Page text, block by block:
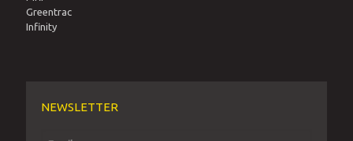
Greentrac
Infinity
NEWSLETTER